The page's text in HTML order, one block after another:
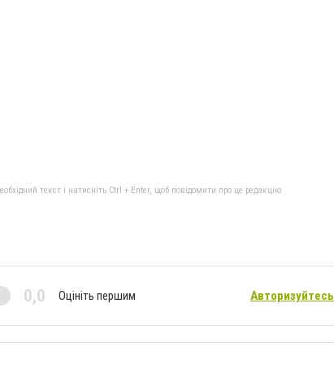
текст і натисніть Ctrl + Enter, щоб повідомити про це редакцію
0,0 Оцініть першим Авторизуйтесь